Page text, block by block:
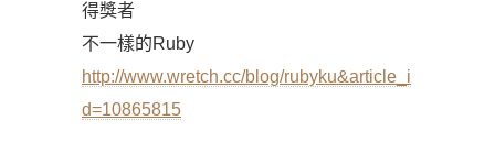
得獎者
不一樣的Ruby
http://www.wretch.cc/blog/rubyku&article_i
d=10865815